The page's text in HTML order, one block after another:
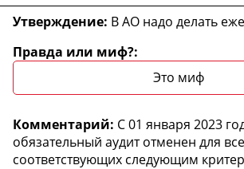
В АО надо делать
Это миф
С 01 января 2023
обязательный аудит отменен для
соответствующих следующим